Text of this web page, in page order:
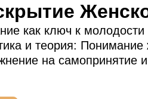
как ключ к молодости
и теория:
на самопринятие